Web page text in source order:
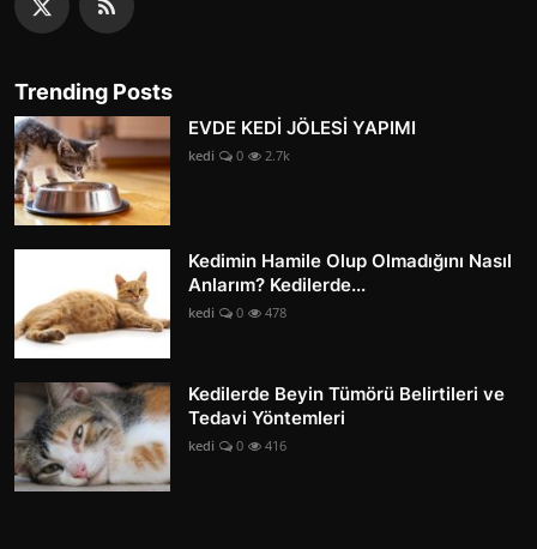
Trending Posts
EVDE KEDİ JÖLESİ YAPIMI
kedi 0 2.7k
Kedimin Hamile Olup Olmadığını Nasıl
Anlarım? Kedilerde...
kedi 0 478
Kedilerde Beyin Tümörü Belirtileri ve
Tedavi Yöntemleri
kedi 0 416